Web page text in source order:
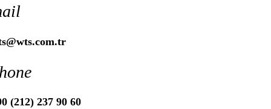
(212) 237 90 60